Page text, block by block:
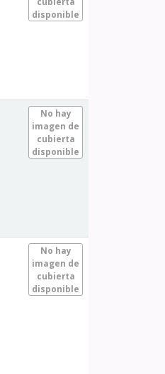
disponible
No hay
imagen de
cubierta
disponible
No hay
imagen de
cubierta
disponible